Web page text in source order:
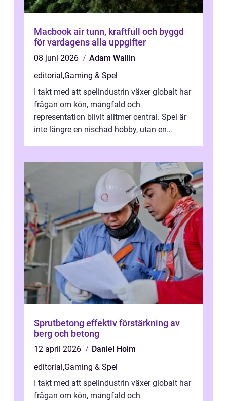
Macbook air tunn, kraftfull och byggd
för vardagens alla uppgifter
08 juni 2026
Adam Wallin
editorial,Gaming & Spel
I takt med att spelindustrin växer globalt har
frågan om kön, mångfald och
representation blivit alltmer central. Spel är
inte längre en nischad hobby, utan en
Sprutbetong effektiv förstärkning av
berg och betong
12 april 2026
Daniel Holm
editorial,Gaming & Spel
I takt med att spelindustrin växer globalt har
frågan om kön, mångfald och